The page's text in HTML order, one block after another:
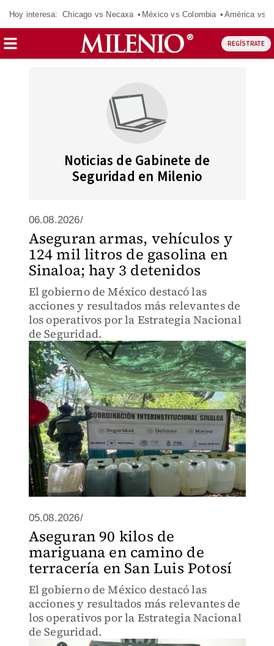
Hoy interesa: Chicago vs Necaxa México vs Colombia América vs
REGÍSTRATE
Noticias de Gabinete de
Seguridad en Milenio
06.08.2026/
Aseguran armas, vehículos y
124 mil litros de gasolina en
Sinaloa; hay 3 detenidos
El gobierno de México destacó las
acciones y resultados más relevantes de
los operativos por la Estrategia Nacional
de Seguridad.
05.08.2026/
Aseguran 90 kilos de
mariguana en camino de
terracería en San Luis Potosí
El gobierno de México destacó las
acciones y resultados más relevantes de
los operativos por la Estrategia Nacional
de Seguridad.